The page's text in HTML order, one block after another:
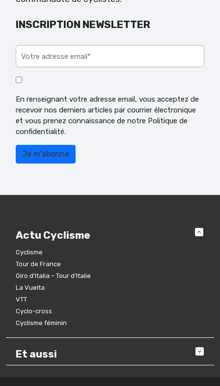
INSCRIPTION NEWSLETTER
En renseignant votre adresse email, vous acceptez de
recevoir nos derniers articles par courrier électronique
et vous prenez connaissance de notre Politique de
confidentialité.
Actu Cyclisme
Cyclisme
Tour de France
Giro d’Italia – Tour d’Italie
La Vuelta
VTT
Cyclo-cross
Cyclisme féminin
Et aussi